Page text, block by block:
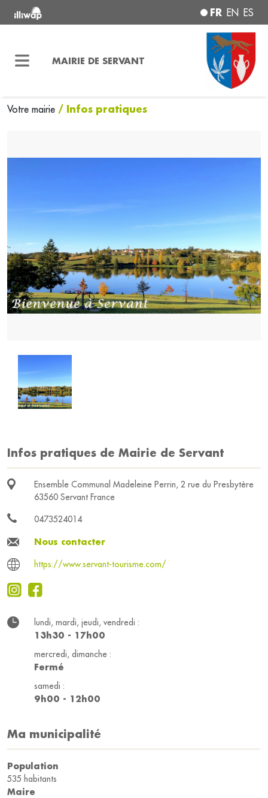
FR EN ES
MAIRIE DE SERVANT
Votre mairie / Infos pratiques
Infos pratiques de Mairie de Servant
Ensemble Communal Madeleine Perrin, 2 rue du Presbytère
63560 Servant France
0473524014
Nous contacter
https://www.servant-tourisme.com/
lundi, mardi, jeudi, vendredi :
13h30 - 17h00
mercredi, dimanche :
Fermé
samedi :
9h00 - 12h00
Ma municipalité
Population
535 habitants
Maire